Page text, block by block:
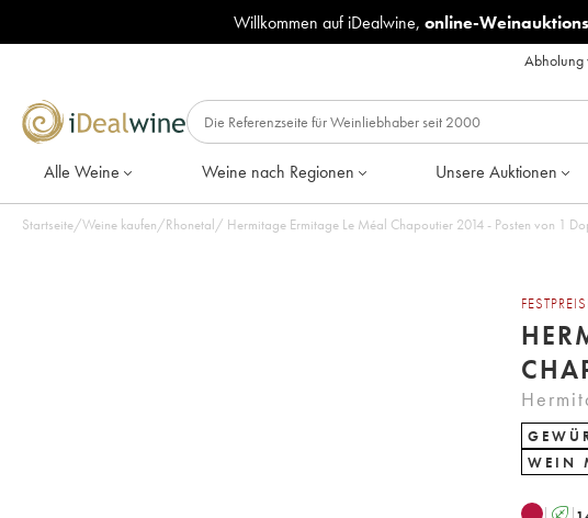
Willkommen auf iDealwine, online-
Abholung
Alle Weine Weine nach Regionen Unsere Auktionen
Startseite/Weine kaufen/Rhonetal/ Hermitage Ermitage Le Méal Chapoutier 2014 - Posten von 1
WEIN